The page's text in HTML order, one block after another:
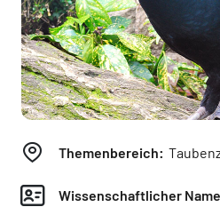
Themenbereich:
Wissenschaftlicher